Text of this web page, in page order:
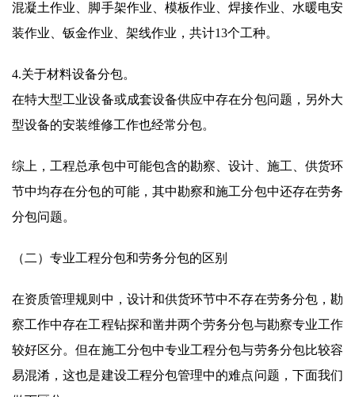
混凝土作业、脚手架作业、模板作业、焊接作业、水暖电安
装作业、钣金作业、架线作业，共计13个工种。
4.关于材料设备分包。
在特大型工业设备或成套设备供应中存在分包问题，另外大
型设备的安装维修工作也经常分包。
综上，工程总承包中可能包含的勘察、设计、施工、供货环
节中均存在分包的可能，其中勘察和施工分包中还存在劳务
分包问题。
（二）专业工程分包和劳务分包的区别
在资质管理规则中，设计和供货环节中不存在劳务分包，勘
察工作中存在工程钻探和凿井两个劳务分包与勘察专业工作
较好区分。但在施工分包中专业工程分包与劳务分包比较容
易混淆，这也是建设工程分包管理中的难点问题，下面我们